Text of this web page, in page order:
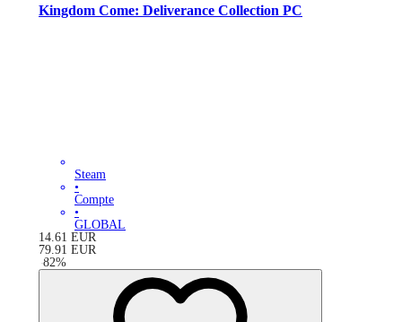
Kingdom Come: Deliverance Collection PC
Steam
•
Compte
•
GLOBAL
14.61 EUR
79.91 EUR
-82%